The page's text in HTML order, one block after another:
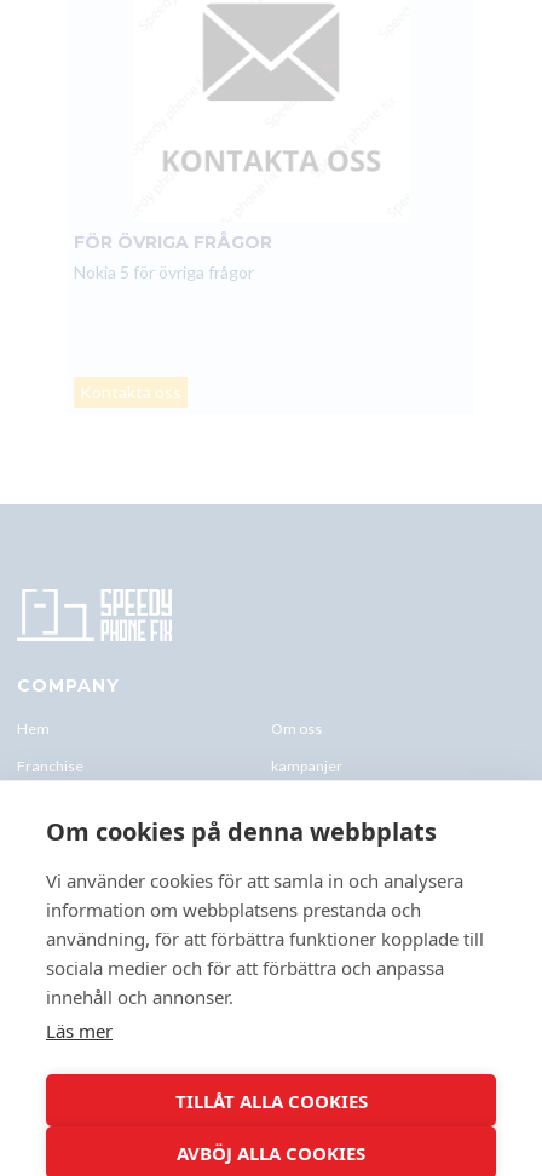
FÖR ÖVRIGA FRÅGOR
Nokia 5 för övriga frågor
Kontakta oss
COMPANY
Hem Om oss
Franchise kampanjer
Företagskund & Utbildning FAQs
CONTACTS
+46 070 0122 333
Företagsvägen 10, 227 61 Lund
Lund@speedyphonefix.net
Om cookies på denna webbplats
Vi använder cookies för att samla in och analysera
information om webbplatsens prestanda och
användning, för att förbättra funktioner kopplade till
sociala medier och för att förbättra och anpassa
innehåll och annonser.
Läs mer
TILLÅT ALLA COOKIES
AVBÖJ ALLA COOKIES